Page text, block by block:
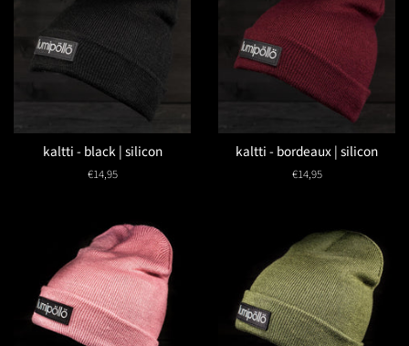
kaltti - black | silicon
Normaler
€14,95
kaltti - bordeaux | silicon
Normaler
€14,95